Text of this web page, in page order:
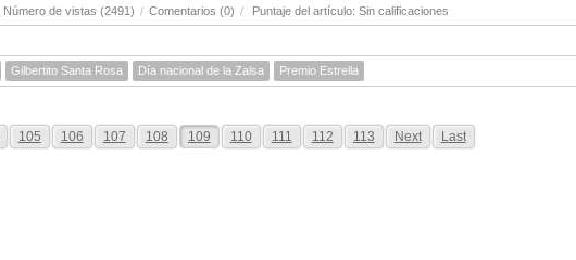
Número de vistas (2491) / Comentarios (0) / Puntaje del artículo: Sin calificaciones
Gilbertito Santa Rosa Día nacional de la Zalsa Premio Estrella
105 106 107 108 109 110 111 112 113 Next Last